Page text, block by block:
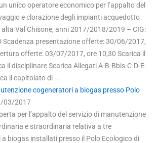
unico operatore economico per l’appalto del
e clorazione degli impianti acquedotto
alta Val Chisone, anni 2017/2018/2019 – CIG:
Scadenza presentazione offerte: 30/06/2017,
offerte: 03/07/2017, ore 10,30 Scarica il
il disciplinare Scarica Allegati A-B-Bbis-C-D-E-
il capitolato di ...
cogeneratori a biogas presso Polo
03/2017
per l’appalto del servizio di manutenzione
e straordinaria relativa a tre
biogas installati presso il Polo Ecologico di